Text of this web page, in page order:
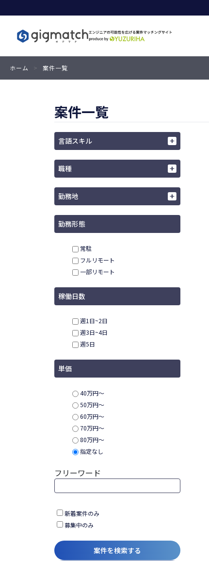
ホーム > 案件一覧
案件一覧
言語スキル
職種
勤務地
勤務形態
常駐
フルリモート
一部リモート
稼働日数
週1日~2日
週3日~4日
週5日
単価
40万円〜
50万円〜
60万円〜
70万円〜
80万円〜
指定なし
フリーワード
新着案件のみ
募集中のみ
案件を検索する